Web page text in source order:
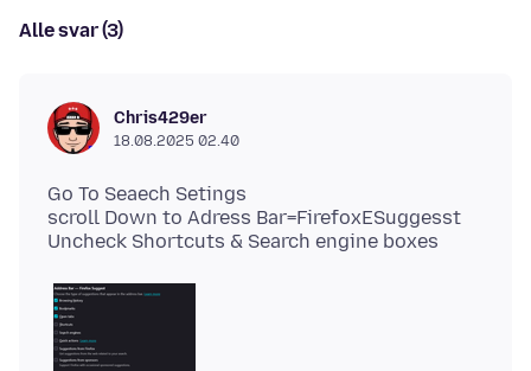
Alle svar (3)
Chris429er
18.08.2025 02.40
Go To Seaech Setings
scroll Down to Adress Bar=FirefoxESuggesst